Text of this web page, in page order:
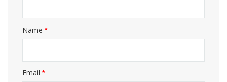
Name*
Email*